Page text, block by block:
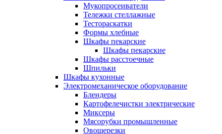
Мукопросеиватели
Тележки стеллажные
Тестораскатки
Формы хлебные
Шкафы пекарские
Шкафы пекарские
Шкафы расстоечные
Шпильки
Шкафы кухонные
Электромеханическое оборудование
Блендеры
Картофелечистки электрические
Миксеры
Мясорубки промышленные
Овощерезки